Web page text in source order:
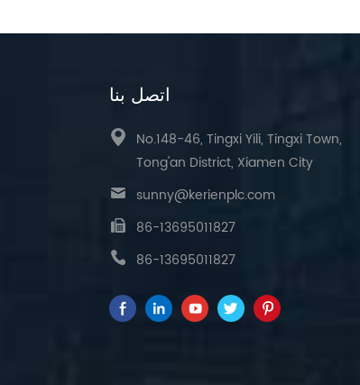
اتصل بنا
No.148-46, Tingxi Yili, Tingxi Town,
Tong'an District, Xiamen City
sunny@kerienplc.com
86-13695011827
86-13695011827